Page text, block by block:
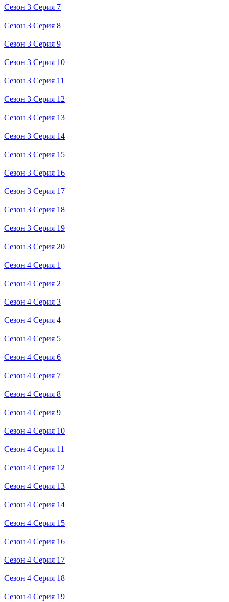
Сезон 3 Серия 7
Сезон 3 Серия 8
Сезон 3 Серия 9
Сезон 3 Серия 10
Сезон 3 Серия 11
Сезон 3 Серия 12
Сезон 3 Серия 13
Сезон 3 Серия 14
Сезон 3 Серия 15
Сезон 3 Серия 16
Сезон 3 Серия 17
Сезон 3 Серия 18
Сезон 3 Серия 19
Сезон 3 Серия 20
Сезон 4 Серия 1
Сезон 4 Серия 2
Сезон 4 Серия 3
Сезон 4 Серия 4
Сезон 4 Серия 5
Сезон 4 Серия 6
Сезон 4 Серия 7
Сезон 4 Серия 8
Сезон 4 Серия 9
Сезон 4 Серия 10
Сезон 4 Серия 11
Сезон 4 Серия 12
Сезон 4 Серия 13
Сезон 4 Серия 14
Сезон 4 Серия 15
Сезон 4 Серия 16
Сезон 4 Серия 17
Сезон 4 Серия 18
Сезон 4 Серия 19